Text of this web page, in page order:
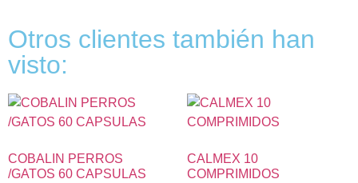
Otros clientes también han
visto:
COBALIN PERROS
/GATOS 60 CAPSULAS
CALMEX 10
COMPRIMIDOS